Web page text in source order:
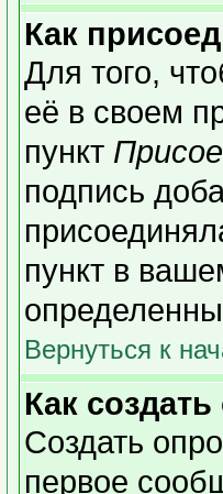
Как
Для того,
её в своем
пункт
подпись
пункт в
Вернуться к
Как
Создать
первое